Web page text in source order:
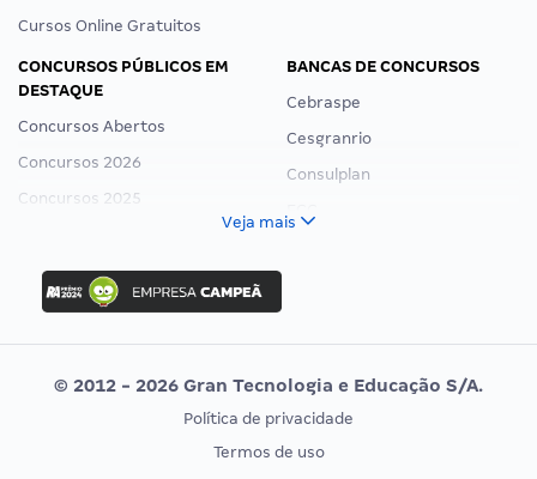
Cursos Online Gratuitos
CONCURSOS PÚBLICOS EM
DESTAQUE
Concursos Abertos
Concursos 2026
Concursos 2025
Concurso Nacional Unificado
Concurso Ibama
Concurso MPU
Editais publicados
BANCAS DE CONCURSOS
Cebraspe
Cesgranrio
Consulplan
Vunesp
CONCURSOS POR PROFISSÃO
EXAME DE ORDEM
Veja mais
© 2012 - 2026 Gran Tecnologia e Educação S/A.
Política de privacidade
Termos de uso